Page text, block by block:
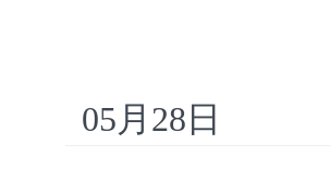
05月28日